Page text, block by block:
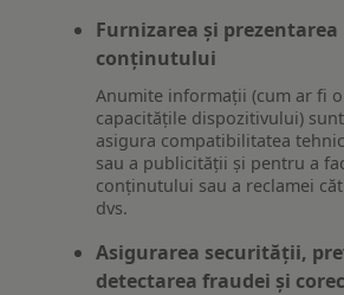
Furnizarea și
conținutului
Anumite informații (cum ar fi o
capacitățile dispozitivului)
asigura compatibilitatea
sau a publicității și pentru a
conținutului sau a reclamei
dvs.
Asigurarea securității,
detectarea fraudei și